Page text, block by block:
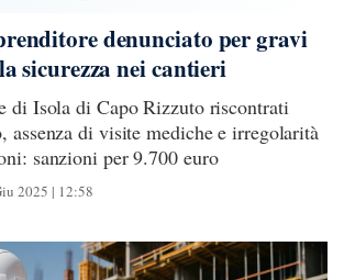
denunciato per gravi
sicurezza nei cantieri
di Isola di Capo Rizzuto riscontrati
assenza di visite mediche e irregolarità
sanzioni per 9.700 euro
2025 | 12:58